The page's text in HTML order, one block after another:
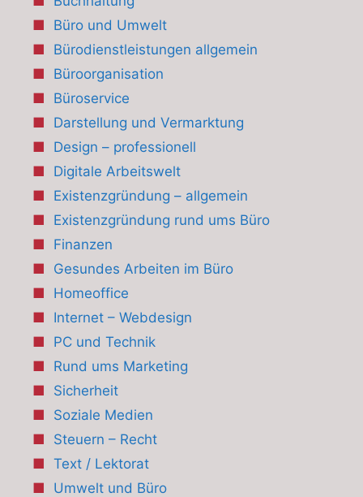
Büro und Umwelt
Bürodienstleistungen allgemein
Büroorganisation
Büroservice
Darstellung und Vermarktung
Design – professionell
Digitale Arbeitswelt
Existenzgründung – allgemein
Existenzgründung rund ums Büro
Finanzen
Gesundes Arbeiten im Büro
Homeoffice
Internet – Webdesign
PC und Technik
Rund ums Marketing
Sicherheit
Soziale Medien
Steuern – Recht
Text / Lektorat
Umwelt und Büro